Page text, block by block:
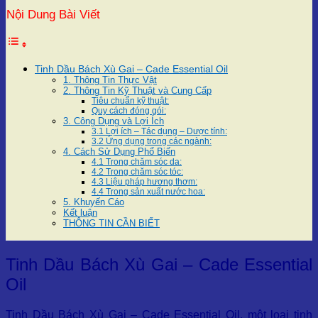
Nội Dung Bài Viết
Tinh Dầu Bách Xù Gai – Cade Essential Oil
1. Thông Tin Thực Vật
2. Thông Tin Kỹ Thuật và Cung Cấp
Tiêu chuẩn kỹ thuật:
Quy cách đóng gói:
3. Công Dụng và Lợi Ích
3.1 Lợi ích – Tác dụng – Dược tính:
3.2 Ứng dụng trong các ngành:
4. Cách Sử Dụng Phổ Biến
4.1 Trong chăm sóc da:
4.2 Trong chăm sóc tóc:
4.3 Liệu pháp hương thơm:
4.4 Trong sản xuất nước hoa:
5. Khuyến Cáo
Kết luận
THÔNG TIN CẦN BIẾT
Tinh Dầu Bách Xù Gai – Cade Essential
Oil
Tinh Dầu Bách Xù Gai – Cade Essential Oil, một loại tinh